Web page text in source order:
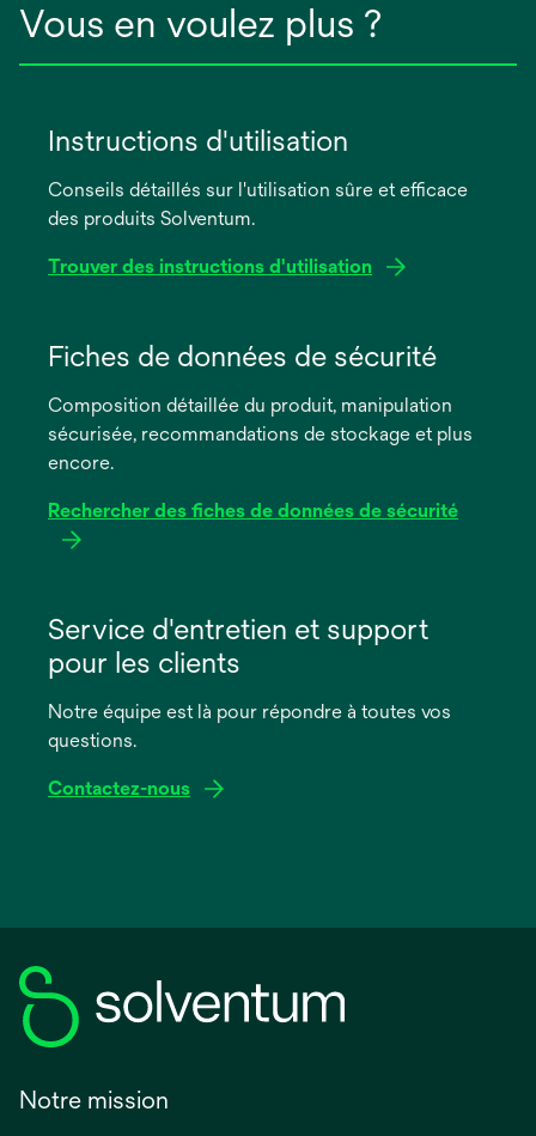
Vous en voulez plus ?
Instructions d'utilisation
Conseils détaillés sur l'utilisation sûre et efficace
des produits Solventum.
Trouver des instructions d'utilisation
dans
nouvel
onglet
Fiches de données de sécurité
Composition détaillée du produit, manipulation
sécurisée, recommandations de stockage et plus
encore.
Rechercher des fiches de données de sécurité
dans
nouvel
onglet
Service d'entretien et support
pour les clients
Notre équipe est là pour répondre à toutes vos
questions.
Contactez-nous
Notre mission